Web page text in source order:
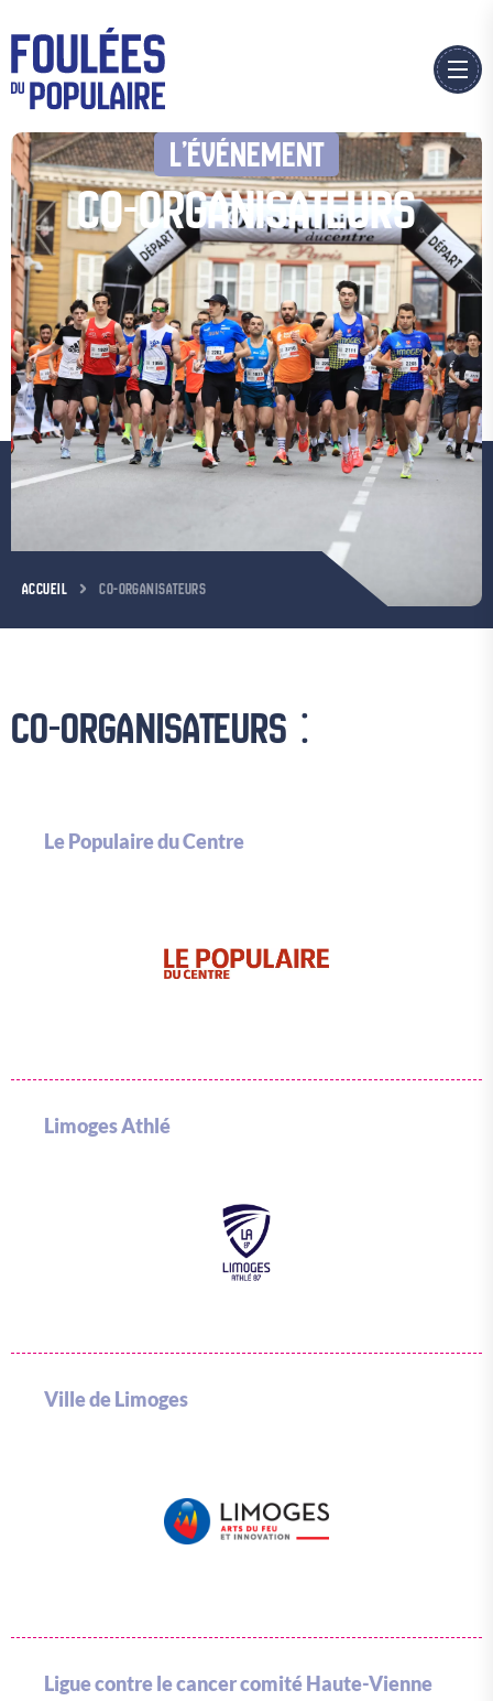
L’ÉVÉNEMENT
CO-ORGANISATEURS
ACCUEIL CO-ORGANISATEURS
CO-ORGANISATEURS :
Le Populaire du Centre
Limoges Athlé
Ville de Limoges
Ligue contre le cancer comité Haute-Vienne